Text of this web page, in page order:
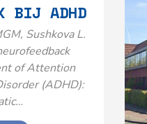
BIJ ADHD
Sushkova L.
of Attention
(ADHD):